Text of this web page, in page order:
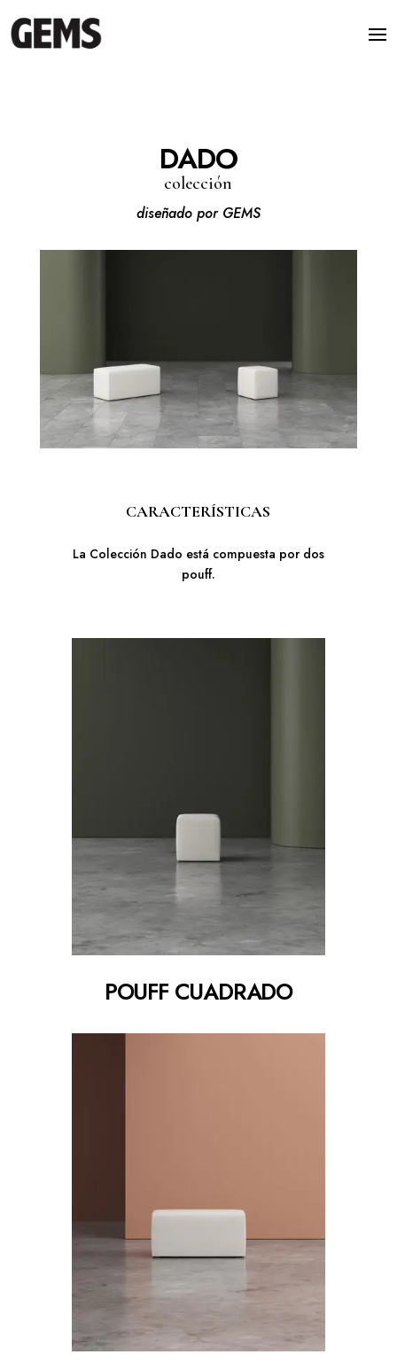
DADO
colección
diseñado por GEMS
CARACTERÍSTICAS
La Colección Dado está compuesta por dos
pouff.
POUFF CUADRADO